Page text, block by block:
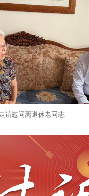
访慰问离退休老同志